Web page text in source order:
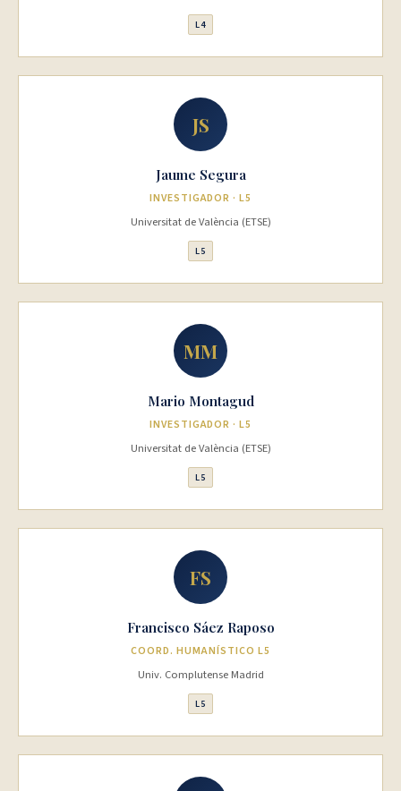
L4
JS
Jaume Segura
INVESTIGADOR · L5
Universitat de València (ETSE)
L5
MM
Mario Montagud
INVESTIGADOR · L5
Universitat de València (ETSE)
L5
FS
Francisco Sáez Raposo
COORD. HUMANÍSTICO L5
Univ. Complutense Madrid
L5